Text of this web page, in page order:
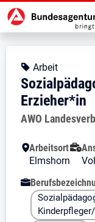
Kopfbereich
Angebotsart:
Arbeit
Erzieher*in
Arbeitgeber:
AWO
Besondere
Arbeitsort
Elmshorn